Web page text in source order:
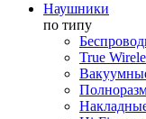
Наушники
по типу
True